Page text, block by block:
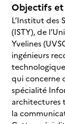
Objectifs
L’Institut des
(ISTY), de
Yvelines
ingénieurs
qui concerne
spécialité
architectures
la